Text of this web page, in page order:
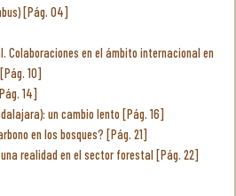
[Pág. 04]
Colaboraciones en el ámbito internacional en
10]
14]
un cambio lento [Pág. 16]
en los bosques? [Pág. 21]
realidad en el sector forestal [Pág. 22]